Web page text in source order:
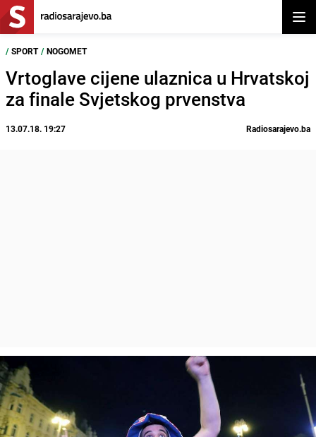
/ SPORT / NOGOMET
Vrtoglave cijene ulaznica u Hrvatskoj
za finale Svjetskog prvenstva
13.07.18. 19:27 Radiosarajevo.ba